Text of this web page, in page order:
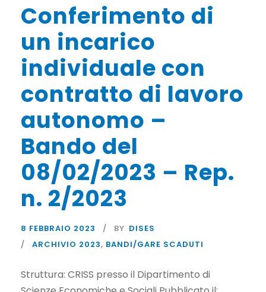
Conferimento di
un incarico
individuale con
contratto di lavoro
autonomo –
Bando del
08/02/2023 – Rep.
n. 2/2023
8 FEBBRAIO 2023 BY DISES
ARCHIVIO 2023, BANDI/GARE SCADUTI
Struttura: CRISS presso il Dipartimento di